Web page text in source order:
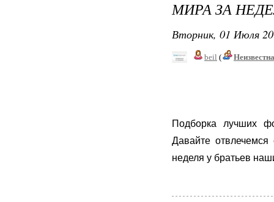
МИРА ЗА
Вторник, 01 Июля
beil (
Подборка лучших
Давайте
неделя у братьев